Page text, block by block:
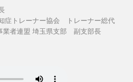
症トレーナー協会 トレーナー総代
者連盟 埼玉県支部 副支部長